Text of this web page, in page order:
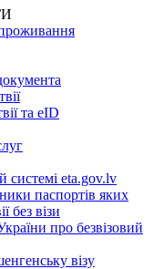
та eID
системі eta.gov.lv
паспортів яких
без візи
про безвізовий
візу